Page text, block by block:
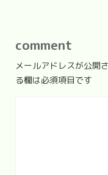
comment
メールアドレスが公開
る欄は必須項目です